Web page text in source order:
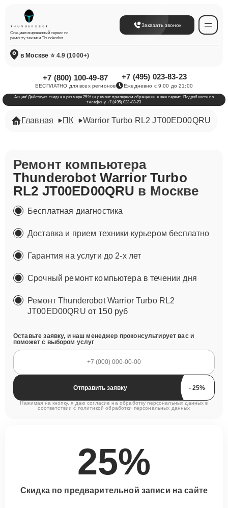
Специализированный сервис по
ремонту техники Thunderobot
Заказать звонок
в Москве ⭐ 4.9 (1000+)
+7 (800) 100-49-87
БЕСПЛАТНО для всех регионов
+7 (495) 023-83-23
Ежедневно с 9:00 до 21:00
Акция! Действует скидка в размере 25% на ремонт при первом обращении в наш сервис. Подробности по
телефону +7 (495) 023-83-23
Главная ПК Warrior Turbo RL2 JT00ED00QRU
Ремонт компьютера
Thunderobot Warrior Turbo
RL2 JT00ED00QRU в Москве
Бесплатная диагностика
Доставка и прием техники курьером бесплатно
Гарантия на услуги до 2-х лет
Срочный ремонт компьютера в течении дня
Ремонт Thunderobot Warrior Turbo RL2
JT00ED00QRU от 150 руб
Оставьте заявку, и наш менеджер проконсультирует вас и
поможет с выбором услуг
Отправить заявку
Нажимая на кнопку, я даю согласие на обработку персональных данных в
соответствии с политикой обработки персональных данных
25%
Скидка по предварительной записи на сайте